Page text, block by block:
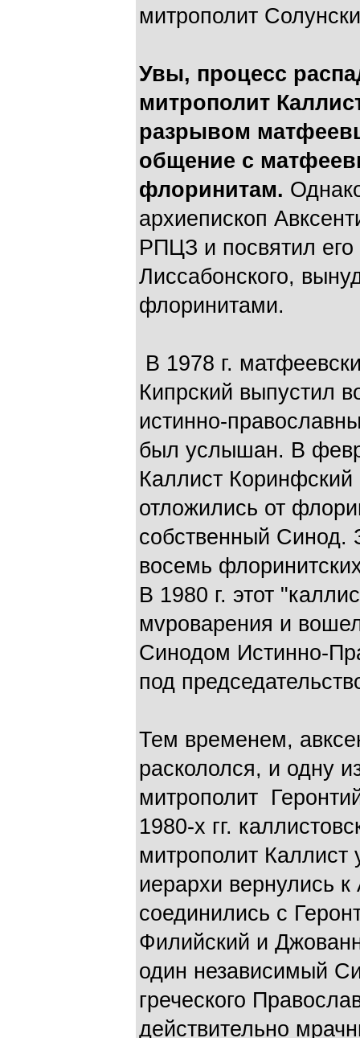
митрополит
Увы, процесс
митрополит
разрывом
общение с
флоринитам.
архиепископ
РПЦЗ и посвятил его
Лиссабонского,
флоринитами.
В 1978 г.
Кипрский выпустил
истинно-
был услышан. В
Каллист
отложились от
собственный Синод.
восемь
В 1980 г. этот
мvроварения и
Синодом Истинно-
под
Тем временем,
раскололся, и одну
митрополит
1980-х гг.
митрополит Каллист
иерархи вернулись
соединились с
Филийский и
один независимый
греческого
действительно